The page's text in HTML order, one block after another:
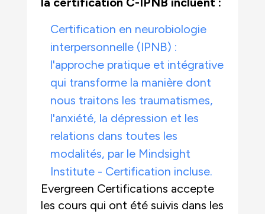
Certification en neurobiologie
interpersonnelle (IPNB) :
l'approche pratique et intégrative
qui transforme la manière dont
nous traitons les traumatismes,
l'anxiété, la dépression et les
relations dans toutes les
modalités, par le Mindsight
Institute - Certification incluse.
Evergreen Certifications accepte
les cours qui ont été suivis dans les